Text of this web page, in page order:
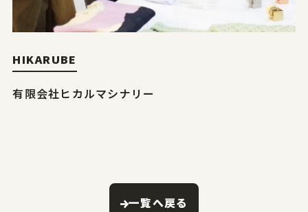
HIKARUBE
有限会社ヒカルマシナリー
一覧へ戻る